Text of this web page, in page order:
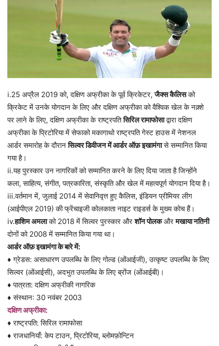
i.25 अप्रैल 2019 को, दक्षिण अफ्रीका के पूर्व क्रिकेटर,जैक्स कैलिसको
क्रिकेट में उनके योगदान के लिए और दक्षिण अफ्रीका को वैश्विक खेल के नक़्शे
पर लाने के लिए, दक्षिण अफ्रीका के राष्ट्रपतिसिरिल रामाफोसाद्वारा दक्षिण
अफ्रीका के प्रिटोरिया में सेफाको मकागाथो राष्ट्रपति गेस्ट हाउस में नेशनल
आर्डर समारोह के दौरानसिल्वर डिवीजन में आर्डर ऑफ़ इखामंगासे सम्मानित किया
गया है।
ii.यह पुरस्कार उन नागरिकों को सम्मानित करने के लिए दिया जाता है जिन्होंने
कला, साहित्य, संगीत, पत्रकारिता, संस्कृति और खेल में महत्वपूर्ण योगदान दिया है।
iii.वर्तमान में, जुलाई 2014 में सेवानिवृत्त हुए कैलिस, इंडियन प्रीमियर लीग
(आईपीएल 2019) की फ्रेंचाइजी कोलकाता नाइट राइडर्स के मुख्य कोच हैं।
iv.हाशिम अमलाको 2018 में सिल्वर पुरस्कार औरशॉन पोलकऔरमखाया नतिनी
दोनों को 2008 में सम्मानित किया गया था।
आर्डर ऑफ़ इखामंगा के बारे में:
♦ ग्रेडस: असाधारण उपलब्धि के लिए गोल्ड (ओंआईजी), उत्कृष्ट उपलब्धि के लिए
सिल्वर (ओंआईसी), अदभुत उपलब्धि के लिए ब्रोंज (ओंआईबी)।
♦ पात्रता: दक्षिण अफ्रीकी नागरिक
♦ संस्थान: 30 नवंबर 2003
दक्षिण अफ्रीका:
♦ राष्ट्रपति: सिरिल रामाफोसा
♦ राजधानियाँ: केप टाउन, प्रिटोरिया, ब्लोमफ़ोन्टिन